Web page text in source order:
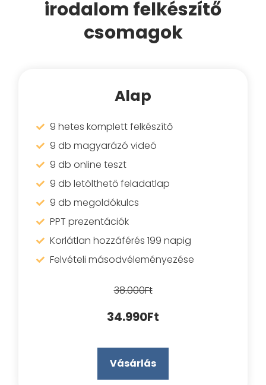
irodalom felkészítő
csomagok
Alap
9 hetes komplett felkészítő
9 db magyarázó videó
9 db online teszt
9 db letölthető feladatlap
9 db megoldókulcs
PPT prezentációk
Korlátlan hozzáférés 199 napig
Felvételi másodvéleményezése
38.000Ft
34.990Ft
Vásárlás